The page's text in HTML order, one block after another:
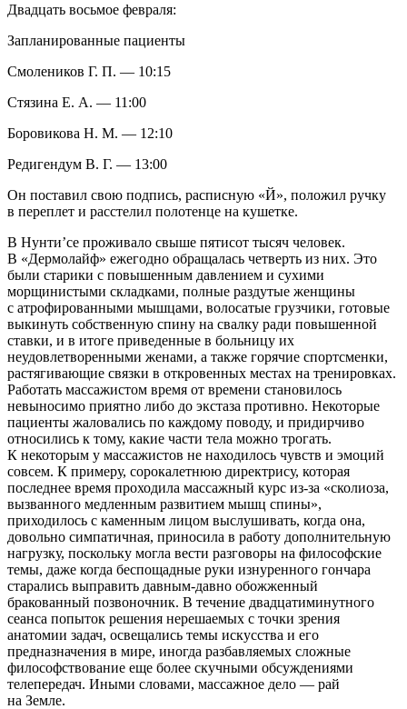
Двадцать восьмое февраля:
Запланированные пациенты
Смолеников Г. П. — 10:15
Стязина Е. А. — 11:00
Боровикова Н. М. — 12:10
Редигендум В. Г. — 13:00
Он поставил свою подпись, расписную «Й», положил ручку
в переплет и расстелил полотенце на кушетке.
В Нунти’се проживало свыше пятисот тысяч человек.
В «Дермолайф» ежегодно обращалась четверть из них. Это
были старики с повышенным давлением и сухими
морщинистыми складками, полные раздутые женщины
с атрофированными мышцами, волосатые грузчики, готовые
выкинуть собственную спину на свалку ради повышенной
ставки, и в итоге приведенные в больницу их
неудовлетворенными женами, а также горячие спортсменки,
растягивающие связки в откровенных местах на тренировках.
Работать массажистом время от времени становилось
невыносимо приятно либо до экстаза противно. Некоторые
пациенты жаловались по каждому поводу, и придирчиво
относились к тому, какие части тела можно трогать.
К некоторым у массажистов не находилось чувств и эмоций
совсем. К примеру, сорокалетнюю директрису, которая
последнее время проходила массажный курс из-за «сколиоза,
вызванного медленным развитием мышц спины»,
приходилось с каменным лицом выслушивать, когда она,
довольно симпатичная, приносила в работу дополнительную
нагрузку, поскольку могла вести разговоры на философские
темы, даже когда беспощадные руки изнуренного гончара
старались выправить давным-давно обожженный
бракованный позвоночник. В течение двадцатиминутного
сеанса попыток решения нерешаемых с точки зрения
анатомии задач, освещались темы искусства и его
предназначения в мире, иногда разбавляемых сложные
философствование еще более скучными обсуждениями
телепередач. Иными словами, массажное дело — рай
на Земле.